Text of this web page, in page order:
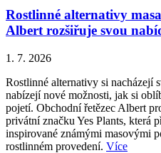
Rostlinné alternativy
Albert rozšiřuje svou
1. 7. 2026
Rostlinné alternativy si nacházejí
nabízejí nové možnosti, jak si
pojetí. Obchodní řetězec Albert
privátní značku Yes Plants, která
inspirované známými masovými
rostlinném provedení. Více